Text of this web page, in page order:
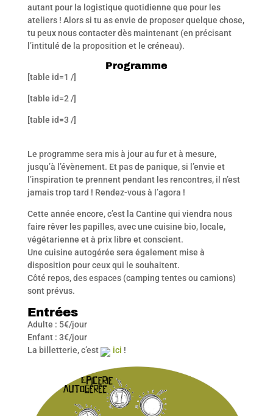
autant pour la logistique quotidienne que pour les
ateliers ! Alors si tu as envie de proposer quelque chose,
tu peux nous contacter dès maintenant (en précisant
l’intitulé de la proposition et le créneau).
Programme
[table id=1 /]
[table id=2 /]
[table id=3 /]
Le programme sera mis à jour au fur et à mesure,
jusqu’à l’évènement. Et pas de panique, si l’envie et
l’inspiration te prennent pendant les rencontres, il n’est
jamais trop tard ! Rendez-vous à l’agora !
Cette année encore, c’est la Cantine qui viendra nous
faire rêver les papilles, avec une cuisine bio, locale,
végétarienne et à prix libre et conscient.
Une cuisine autogérée sera également mise à
disposition pour ceux qui le souhaitent.
Côté repos, des espaces (camping tentes ou camions)
sont prévus.
Entrées
Adulte : 5€/jour
Enfant : 3€/jour
La billetterie, c’est
ici !